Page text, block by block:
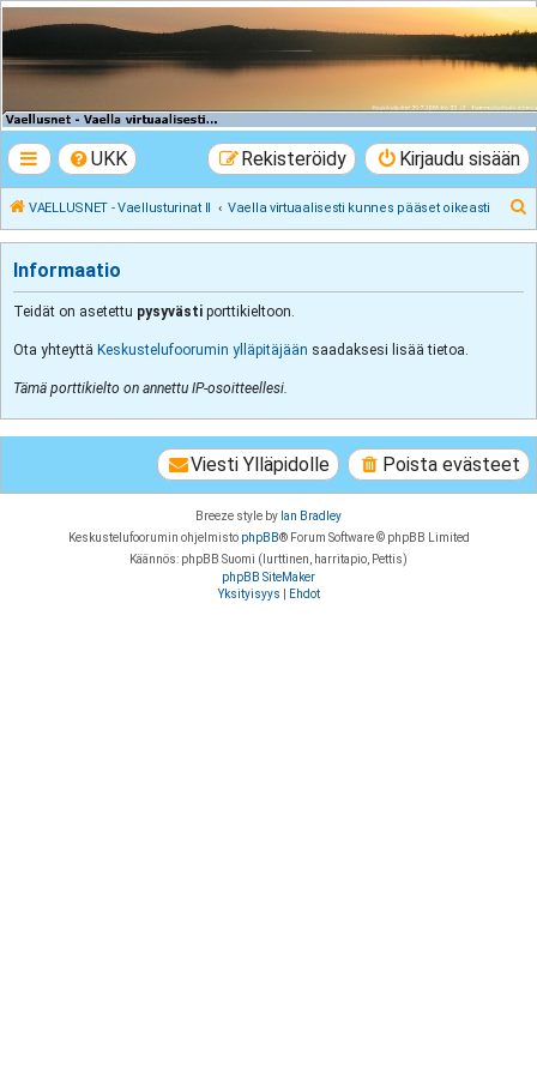
VAELLUSNET -
Vaellusturinat II
UKK Kirjaudu sisään
Rekisteröidy
VAELLUSNET - Vaellusturinat II Vaella virtuaalisesti kunnes pääset oikeasti
Informaatio
Teidät on asetettu pysyvästi porttikieltoon.
Ota yhteyttä Keskustelufoorumin ylläpitäjään saadaksesi lisää tietoa.
Tämä porttikielto on annettu IP-osoitteellesi.
Poista evästeet
Viesti Ylläpidolle
Breeze style by Ian Bradley
Keskustelufoorumin ohjelmisto phpBB® Forum Software © phpBB Limited
Käännös: phpBB Suomi (lurttinen, harritapio, Pettis)
phpBB SiteMaker
Yksityisyys
Ehdot